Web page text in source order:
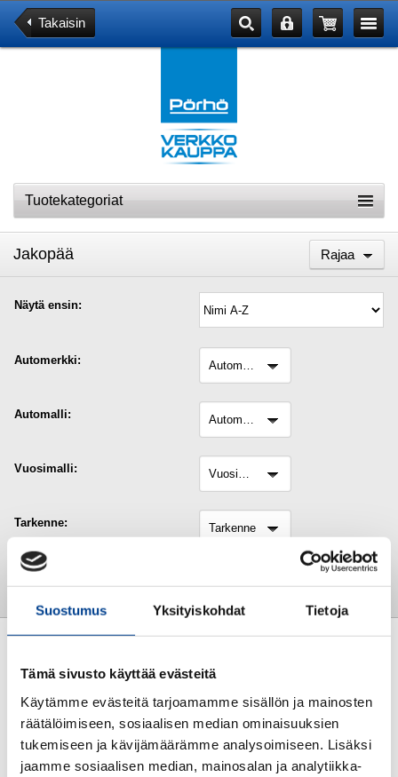
Suostumus Yksityiskohdat Tietoja
Tämä sivusto käyttää evästeitä
Käytämme evästeitä tarjoamamme sisällön ja mainosten
räätälöimiseen, sosiaalisen median ominaisuuksien
tukemiseen ja kävijämäärämme analysoimiseen. Lisäksi
jaamme sosiaalisen median, mainosalan ja analytiikka-
Takaisin
Tuotekategoriat
Rajaa
Jakopää
Näytä ensin:
Automerkki: automerkki
Automalli: automalli
Vuosimalli: Vuosimalli
Tarkenne: tarkenne